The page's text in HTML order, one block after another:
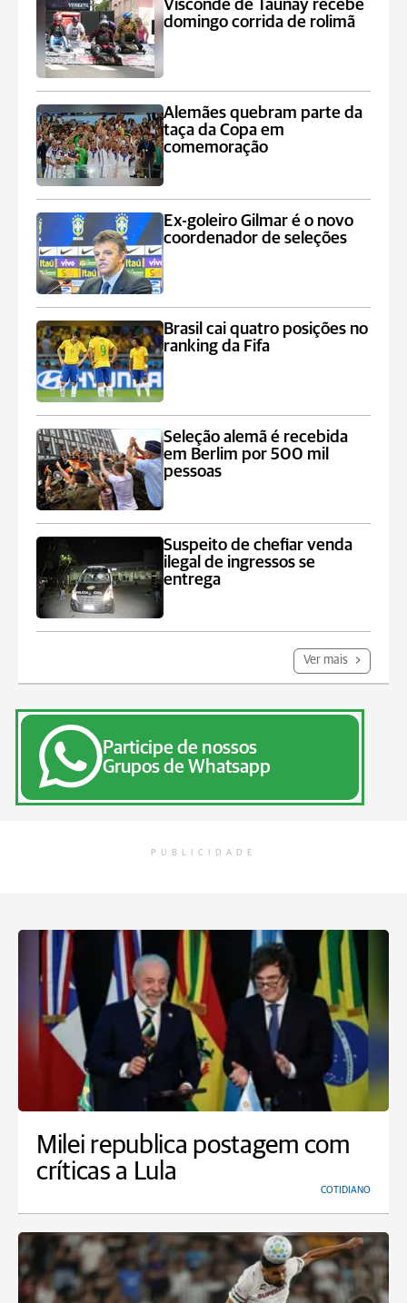
Visconde de Taunay recebe
domingo corrida de rolimã
Alemães quebram parte da
taça da Copa em
comemoração
Ex-goleiro Gilmar é o novo
coordenador de seleções
Brasil cai quatro posições no
ranking da Fifa
Seleção alemã é recebida
em Berlim por 500 mil
pessoas
Suspeito de chefiar venda
ilegal de ingressos se
entrega
Ver mais
Participe de nossos
Grupos de Whatsapp
PUBLICIDADE
Milei republica postagem com
críticas a Lula
COTIDIANO